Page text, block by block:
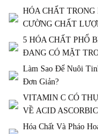
HÓA CHẤT
CƯỜNG CHẤT
5 HÓA CHẤT PHỔ
ĐANG CÓ MẶT
Làm Sao Để Nuôi
Đơn Giản?
VITAMIN C CÓ
VỀ ACID ASCORBIC
Hóa Chất Và Pháo